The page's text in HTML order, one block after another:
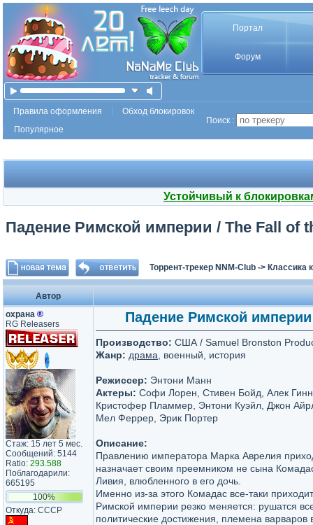
Портал
Форум
Правила оформления
Обход блокировок
Популярное
Поиск :
Устойчивый к
Падение Римской империи / The Fall of
Торрент-трекер NNM-Club -> Классика
Автор
охрана ®
RG Releasers
Стаж: 15 лет 5 мес.
Сообщений: 5144
Ratio: 293.588
Поблагодарили:
665195
100%
Откуда: СССР
Падение Римской
Производство: США / Samuel Bronston
Жанр: драма , военный, история
Режиссер: Энтони Манн
Актеры: Софи Лорен, Стивен Бойд, Алек
Кристофер Пламмер, Энтони Куэйл, Джон
Мел Феррер, Эрик Портер
Описание:
Правлению императора Марка Аврелия
назначает своим преемником не сына
Ливия, влюбленного в его дочь.
Именно из-за этого Комадас все-таки
Римской империи резко меняется: рушатся
политические достижения, племена варваров